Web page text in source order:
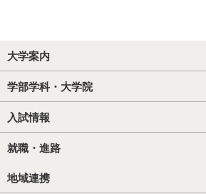
大学案内
学部学科・大学院
入試情報
就職・進路
地域連携